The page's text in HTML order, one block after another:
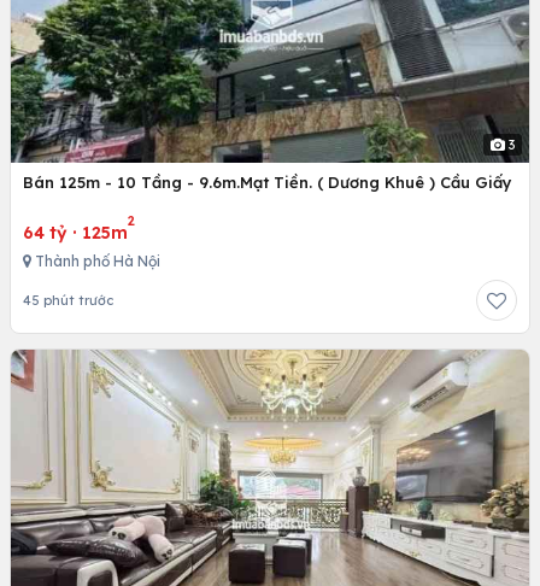
3
Bán 125m - 10 Tầng - 9.6m.Mạt Tiền. ( Dương Khuê ) Cầu Giấy
64 tỷ · 125m
2
Thành phố Hà Nội
45 phút trước